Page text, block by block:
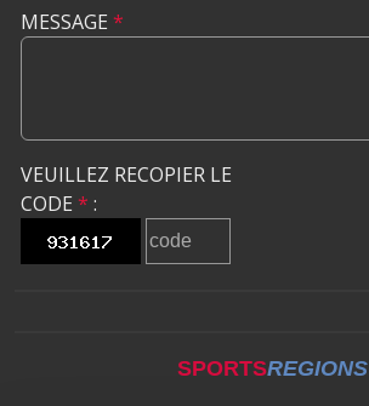
MESSAGE *
VEUILLEZ RECOPIER LE
CODE * :
SPORTSREGIONS